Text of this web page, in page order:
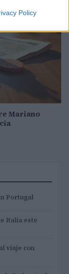
Policy
Mariano
Portugal
Italia este
viaje con